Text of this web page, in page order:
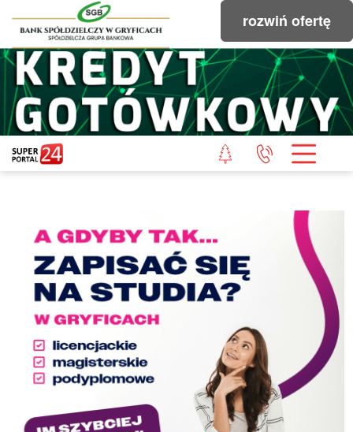
rozwiń ofertę
STRONA GŁÓWNA
POWIAT GRYFICKI
WIADOMOŚCI Z LASU
STUDIO SUPERPORTALU
KONTAKT
REDAKCJA
REGULAMIN